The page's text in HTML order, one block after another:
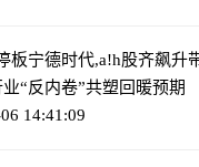
板宁德时代,a!h股齐飙升
“反内卷”共塑回暖预期
14:41:09